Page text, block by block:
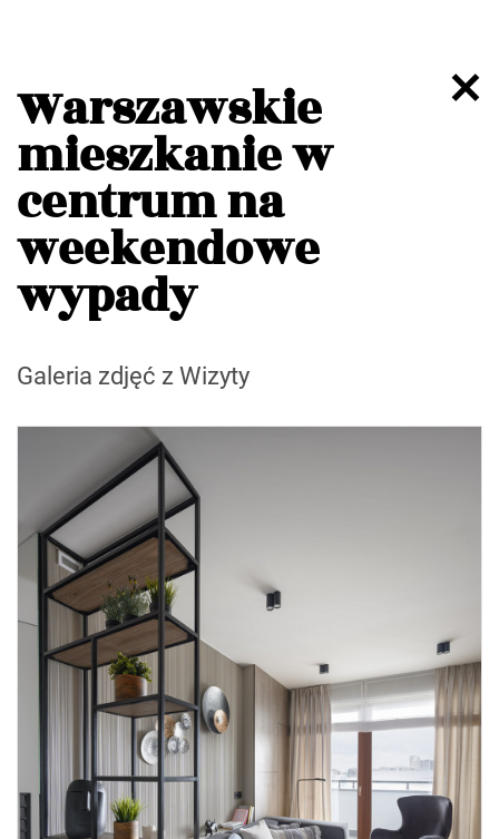
Warszawskie
mieszkanie w
centrum na
weekendowe
wypady
Galeria zdjęć z Wizyty